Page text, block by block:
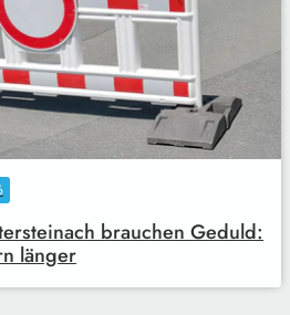
brauchen Geduld:
länger